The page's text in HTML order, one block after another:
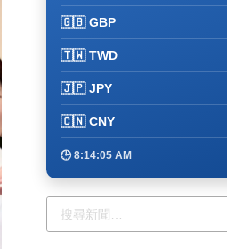
🇬🇧 GBP
🇹🇼 TWD
🇯🇵 JPY
🇨🇳 CNY
🕒 8:14:05 AM